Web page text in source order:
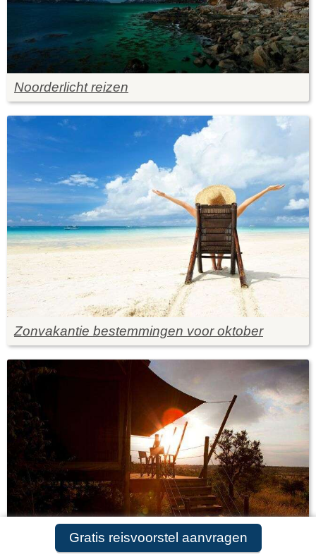
Gratis reisvoorstel aanvragen
Noorderlicht reizen
Zonvakantie bestemmingen voor oktober